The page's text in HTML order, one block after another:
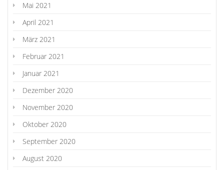
Mai 2021
April 2021
März 2021
Februar 2021
Januar 2021
Dezember 2020
November 2020
Oktober 2020
September 2020
August 2020